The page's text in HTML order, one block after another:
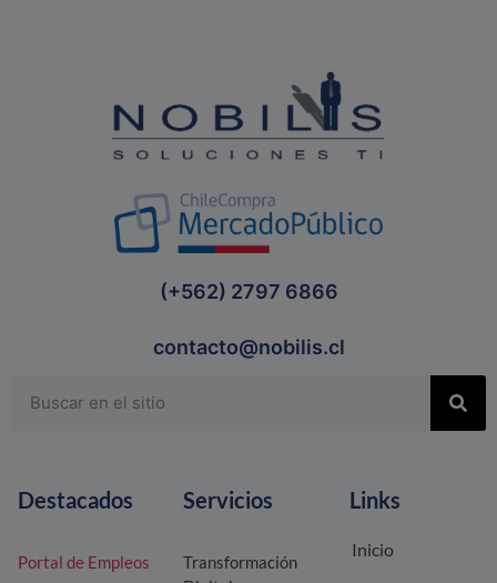
(+562) 2797 6866
contacto@nobilis.cl
Destacados
Portal de Empleos
Servicios
Transformación
Links
Inicio